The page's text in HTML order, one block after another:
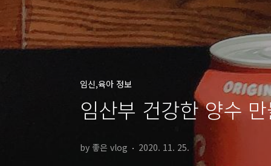
임신,육아 정보
임산부 건강한 양수
by 좋은 vlog 2020. 11. 25.